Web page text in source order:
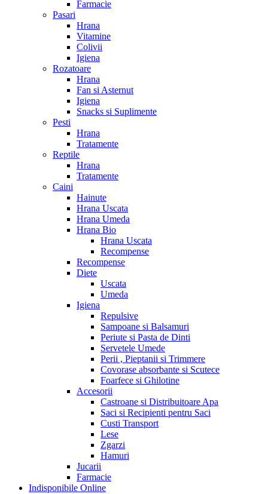
Farmacie
Pasari
Hrana
Vitamine
Colivii
Igiena
Rozatoare
Hrana
Fan si Asternut
Igiena
Snacks si Suplimente
Pesti
Hrana
Tratamente
Reptile
Hrana
Tratamente
Caini
Hainute
Hrana Uscata
Hrana Umeda
Hrana Bio
Hrana Uscata
Recompense
Recompense
Diete
Uscata
Umeda
Igiena
Repulsive
Sampoane si Balsamuri
Periute si Pasta de Dinti
Servetele Umede
Perii , Pieptanii si Trimmere
Covorase absorbante si Scutece
Foarfece si Ghilotine
Accesorii
Castroane si Distribuitoare Apa
Saci si Recipienti pentru Saci
Custi Transport
Lese
Zgarzi
Hamuri
Jucarii
Farmacie
Indisponibile Online